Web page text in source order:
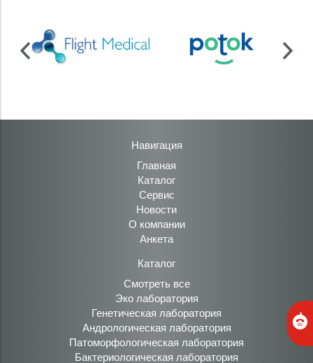
Навигация
Главная
Каталог
Сервис
Новости
О компании
Анкета
Каталог
Смотреть все
Эко лаборатория
Генетическая лаборатория
Андрологическая лаборатория
Патоморфологическая лаборатория
Бактериологическая лаборатория